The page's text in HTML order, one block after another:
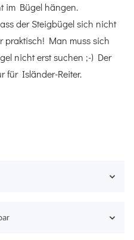
im Bügel hängen.
der Steigbügel sich nicht
praktisch! Man muss sich
nicht erst suchen ;-) Der
für Isländer-Reiter.